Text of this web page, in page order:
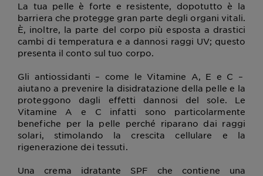
La tua pelle è forte e resistente, dopotutto è la
barriera che protegge gran parte degli organi vitali.
È, inoltre, la parte del corpo più esposta a drastici
cambi di temperatura e a dannosi raggi UV; questo
presenta il conto sul tuo corpo.
Gli antiossidanti – come le Vitamine A, E e C –
aiutano a prevenire la disidratazione della pelle e la
proteggono dagli effetti dannosi del sole. Le
Vitamine A e C infatti sono particolarmente
benefiche per la pelle perché riparano dai raggi
solari, stimolando la crescita cellulare e la
rigenerazione dei tessuti.
Una crema idratante SPF che contiene una